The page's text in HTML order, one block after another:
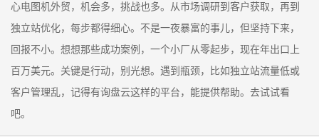
心电图机外贸，机会多，挑战也多。从市场调研到客户获取，再到
独立站优化，每步都得细心。不是一夜暴富的事儿，但坚持下来，
回报不小。想想那些成功案例，一个小厂从零起步，现在年出口上
百万美元。关键是行动，别光想。遇到瓶颈，比如独立站流量低或
客户管理乱，记得有询盘云这样的平台，能提供帮助。去试试看
吧。